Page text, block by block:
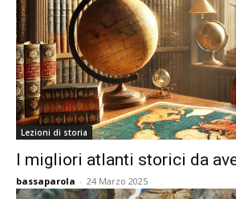
Lezioni di storia
I migliori atlanti storici da
bassaparola - 24 Marzo 2025